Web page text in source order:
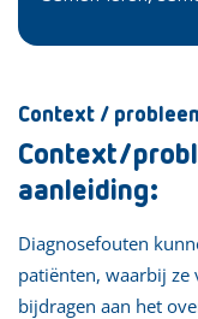
Context /
Context/
aanleiding:
Diagnosefouten
patiënten, waarbij ze
bijdragen aan het